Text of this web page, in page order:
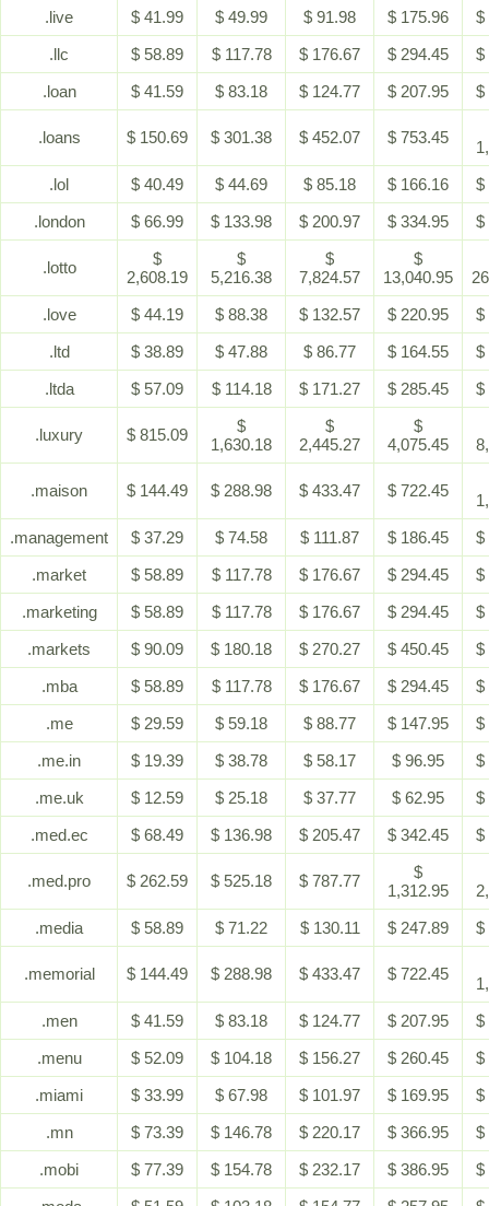
.live
$ 41.99 $ 49.99 $ 91.98 $ 175.96
$
.llc
$ 58.89 $ 117.78 $ 176.67 $ 294.45
$
.loan
$ 41.59 $ 83.18 $ 124.77 $ 207.95 $
.loans $ 150.69 $ 301.38 $ 452.07 $ 753.45
.lol
$ 40.49 $ 44.69 $ 85.18 $ 166.16
$
.london
$ 66.99 $ 133.98 $ 200.97 $ 334.95 $
.lotto
$
2,608.19
$
5,216.38
$
7,824.57
$
13,040.95
.love
$ 44.19 $ 88.38 $ 132.57 $ 220.95
$
.ltd
$ 38.89 $ 47.88 $ 86.77 $ 164.55
$
.ltda
$ 57.09 $ 114.18 $ 171.27 $ 285.45 $
.luxury $ 815.09
$
1,630.18
$
2,445.27
$
4,075.45
.maison $ 144.49 $ 288.98 $ 433.47 $ 722.45
.management
$ 37.29 $ 74.58 $ 111.87 $ 186.45
$
.market
$ 58.89 $ 117.78 $ 176.67 $ 294.45
$
.marketing
$ 58.89 $ 117.78 $ 176.67 $ 294.45
$
.markets
$ 90.09 $ 180.18 $ 270.27 $ 450.45
$
.mba
$ 58.89 $ 117.78 $ 176.67 $ 294.45
$
.me
$ 29.59 $ 59.18 $ 88.77 $ 147.95
$
.me.in
$ 19.39 $ 38.78 $ 58.17 $ 96.95
$
.me.uk
$ 12.59 $ 25.18 $ 37.77 $ 62.95
$
.med.ec
$ 68.49 $ 136.98 $ 205.47 $ 342.45 $
.med.pro $ 262.59 $ 525.18 $ 787.77
$
1,312.95
.media
$ 58.89 $ 71.22 $ 130.11 $ 247.89 $
.memorial $ 144.49 $ 288.98 $ 433.47 $ 722.45
.men
$ 41.59 $ 83.18 $ 124.77 $ 207.95
$
.menu
$ 52.09 $ 104.18 $ 156.27 $ 260.45
$
.miami
$ 33.99 $ 67.98 $ 101.97 $ 169.95
$
.mn
$ 73.39 $ 146.78 $ 220.17 $ 366.95
$
.mobi
$ 77.39 $ 154.78 $ 232.17 $ 386.95
$